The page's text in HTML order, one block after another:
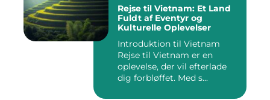
Rejse til Vietnam: Et Land
Fuldt af Eventyr og
Kulturelle Oplevelser
Introduktion til Vietnam
Rejse til Vietnam er en
oplevelse, der vil efterlade
dig forbløffet. Med s...